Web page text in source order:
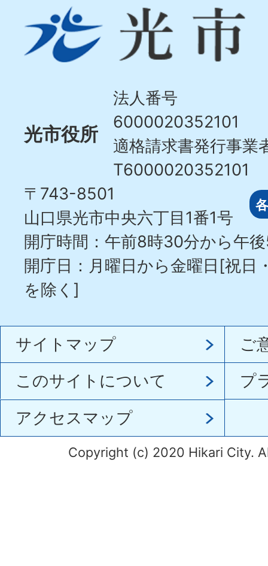
市
Hikari
光市役所
法人番号
6000020352101
適格請求書発行事業
T6000020352101
〒743-8501
山口県光市中央六丁目1番1号
開庁時間：午前8時30分から午
開庁日：月曜日から金曜日[祝日
を除く]
サイトマップ
ご
このサイトについて
プ
アクセスマップ
Copyright (c) 2020 Hikari City.